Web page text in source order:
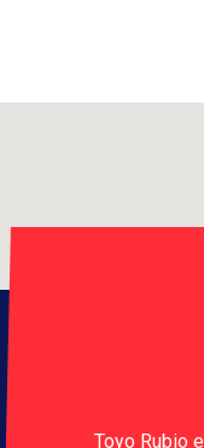
Toyo Rubio